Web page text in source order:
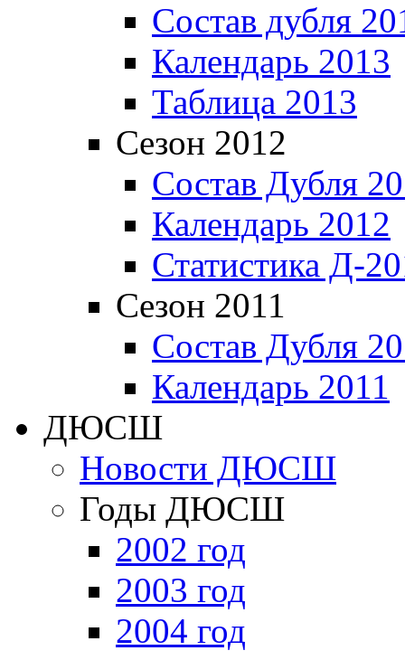
Состав дубля
Календарь 2013
Таблица 2013
Сезон 2012
Состав Дубля
Календарь 2012
Статистика Д-
Сезон 2011
Состав Дубля
Календарь 2011
ДЮСШ
Новости ДЮСШ
Годы ДЮСШ
2002 год
2003 год
2004 год